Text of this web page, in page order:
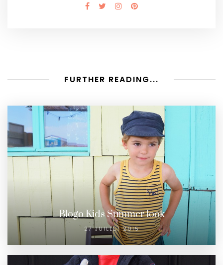
FURTHER READING...
Blogo Kids Summer look
27 JUILLET 2015